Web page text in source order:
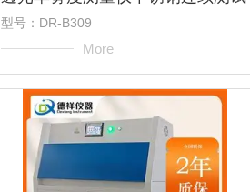
型号：DR-B309
More